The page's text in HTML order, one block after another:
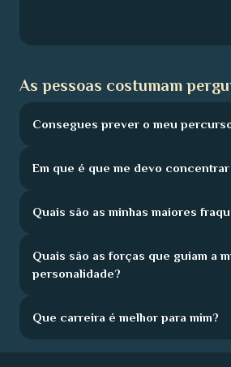
As pessoas costumam
Consegues prever o meu
Em que é que me devo concentrar
Quais são as minhas maiores
Quais são as forças que guiam a
personalidade?
Que carreira é melhor para mim?